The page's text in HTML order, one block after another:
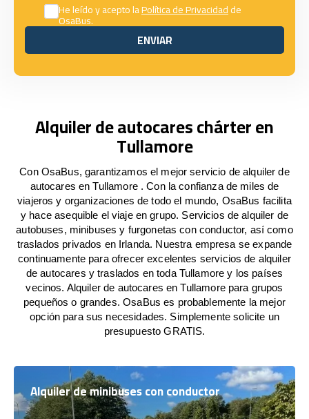
He leído y acepto laPolítica de Privacidadde
OsaBus.
ENVIAR
ENVIAR
Alquiler de autocares chárter en
Tullamore
Con OsaBus, garantizamos el mejor servicio de alquiler de
autocares en Tullamore . Con la confianza de miles de
viajeros y organizaciones de todo el mundo, OsaBus facilita
y hace asequible el viaje en grupo. Servicios de alquiler de
autobuses, minibuses y furgonetas con conductor, así como
traslados privados en Irlanda. Nuestra empresa se expande
continuamente para ofrecer excelentes servicios de alquiler
de autocares y traslados en toda Tullamore y los países
vecinos. Alquiler de autocares en Tullamore para grupos
pequeños o grandes. OsaBus es probablemente la mejor
opción para sus necesidades. Simplemente solicite un
presupuesto GRATIS.
Alquiler de minibuses con conductor